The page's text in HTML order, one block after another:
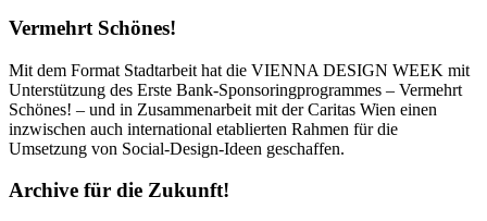
Vermehrt Schönes!
Mit dem Format Stadtarbeit hat die VIENNA DESIGN WEEK mit
Unterstützung des Erste Bank-Sponsoringprogrammes – Vermehrt
Schönes! – und in Zusammenarbeit mit der Caritas Wien einen
inzwischen auch international etablierten Rahmen für die
Umsetzung von Social-Design-Ideen geschaffen.
Archive für die Zukunft!